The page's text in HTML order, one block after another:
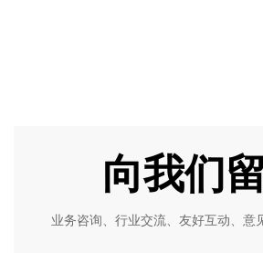
向我们
业务咨询、行业交流、友好互动、意